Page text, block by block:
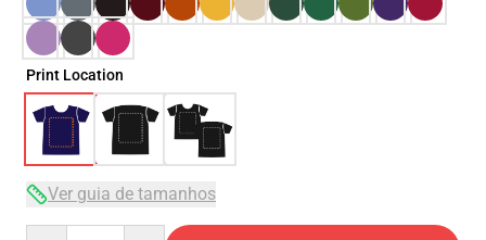
Print Location
Ver guia de tamanhos